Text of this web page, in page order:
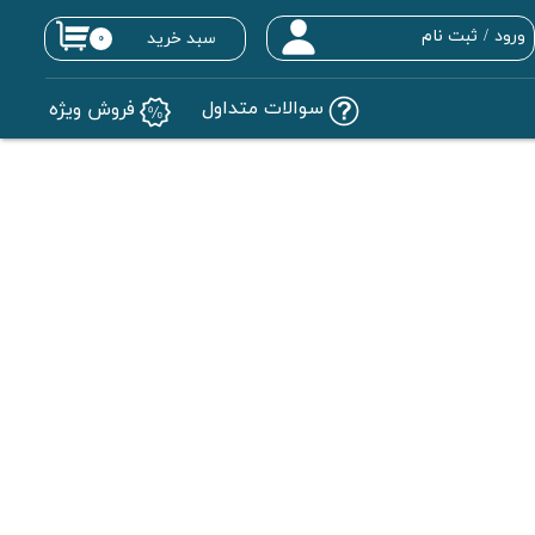
ورود / ثبت نام ۰ سبد خرید
سوالات متداول فروش ویژه